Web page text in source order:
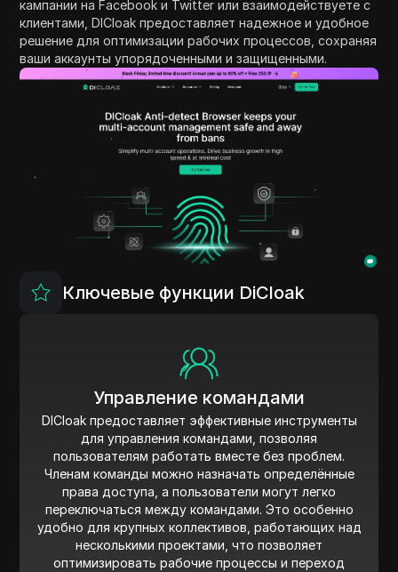
кампании на Facebook и Twitter или взаимодействуете с
клиентами, DICloak предоставляет надежное и удобное
решение для оптимизации рабочих процессов, сохраняя
ваши аккаунты упорядоченными и защищенными.
Ключевые функции DiCloak
Управление командами
DICloak предоставляет эффективные инструменты
для управления командами, позволяя
пользователям работать вместе без проблем.
Членам команды можно назначать определённые
права доступа, а пользователи могут легко
переключаться между командами. Это особенно
удобно для крупных коллективов, работающих над
несколькими проектами, что позволяет
оптимизировать рабочие процессы и переход